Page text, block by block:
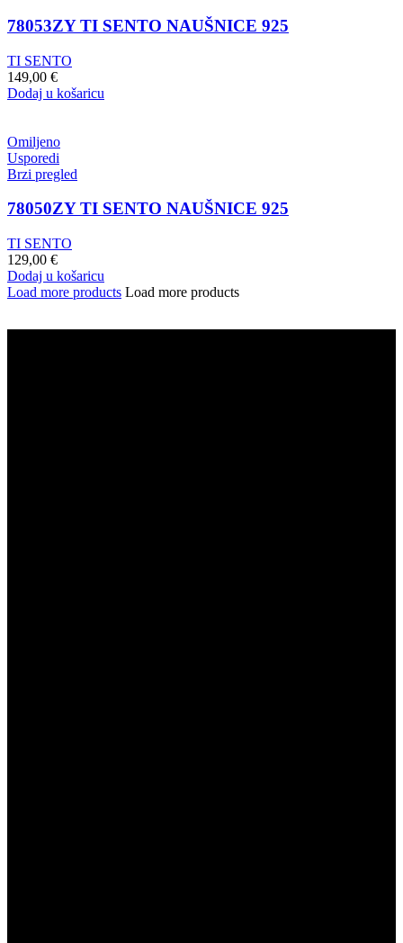
78053ZY TI SENTO NAUŠNICE 925
TI SENTO
149,00 €
Dodaj u košaricu
Omiljeno
Usporedi
Brzi pregled
78050ZY TI SENTO NAUŠNICE 925
TI SENTO
129,00 €
Dodaj u košaricu
Load more products Load more products